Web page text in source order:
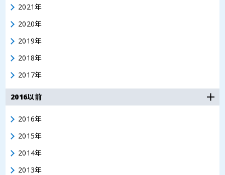
2021年
2020年
2019年
2018年
2017年
2016以前
2016年
2015年
2014年
2013年